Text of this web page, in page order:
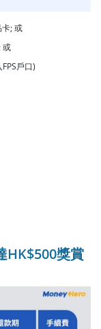
; 或
或
戶口)
HK$500獎賞